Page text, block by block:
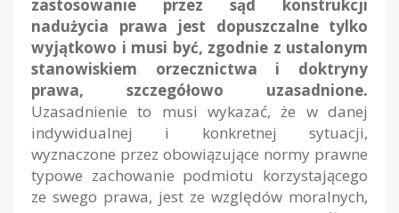
zastosowanie przez sąd konstrukcji
nadużycia prawa jest dopuszczalne tylko
wyjątkowo i musi być, zgodnie z ustalonym
stanowiskiem orzecznictwa i doktryny
prawa, szczegółowo uzasadnione.
Uzasadnienie to musi wykazać, że w danej
indywidualnej i konkretnej sytuacji,
wyznaczone przez obowiązujące normy prawne
typowe zachowanie podmiotu korzystającego
ze swego prawa, jest ze względów moralnych,